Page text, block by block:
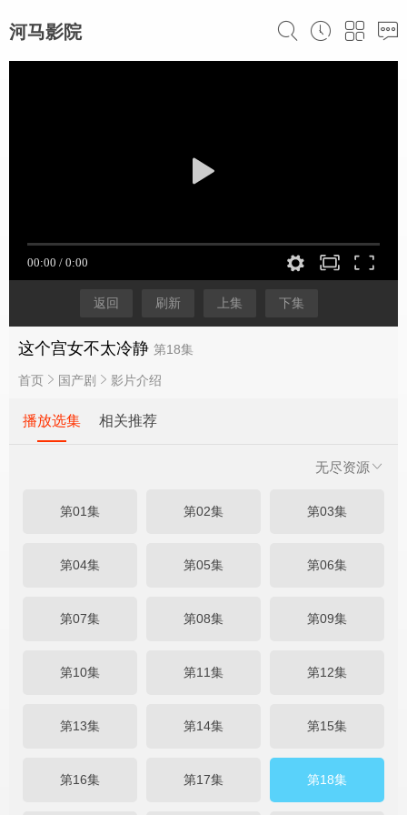
河马影院
返回 刷新 上集 下集
这个宫女不太冷静 第18集
首页 国产剧 影片介绍
播放选集 相关推荐
无尽资源
第01集 第02集 第03集
第04集 第05集 第06集
第07集 第08集 第09集
第10集 第11集 第12集
第13集 第14集 第15集
第16集 第17集 第18集